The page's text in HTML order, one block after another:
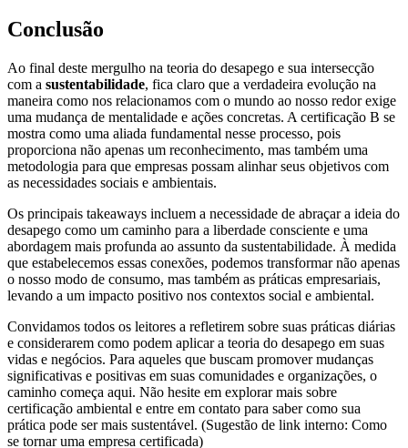
Conclusão
Ao final deste mergulho na teoria do desapego e sua intersecção
com a sustentabilidade, fica claro que a verdadeira evolução na
maneira como nos relacionamos com o mundo ao nosso redor exige
uma mudança de mentalidade e ações concretas. A certificação B se
mostra como uma aliada fundamental nesse processo, pois
proporciona não apenas um reconhecimento, mas também uma
metodologia para que empresas possam alinhar seus objetivos com
as necessidades sociais e ambientais.
Os principais takeaways incluem a necessidade de abraçar a ideia do
desapego como um caminho para a liberdade consciente e uma
abordagem mais profunda ao assunto da sustentabilidade. À medida
que estabelecemos essas conexões, podemos transformar não apenas
o nosso modo de consumo, mas também as práticas empresariais,
levando a um impacto positivo nos contextos social e ambiental.
Convidamos todos os leitores a refletirem sobre suas práticas diárias
e considerarem como podem aplicar a teoria do desapego em suas
vidas e negócios. Para aqueles que buscam promover mudanças
significativas e positivas em suas comunidades e organizações, o
caminho começa aqui. Não hesite em explorar mais sobre
certificação ambiental e entre em contato para saber como sua
prática pode ser mais sustentável. (Sugestão de link interno: Como
se tornar uma empresa certificada)